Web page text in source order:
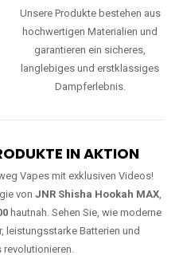
Unsere Produkte bestehen aus
hochwertigen Materialien und
garantieren ein sicheres,
langlebiges und erstklassiges
Dampferlebnis.
IN AKTION
Vapes mit exklusiven Videos!
von JNR Shisha Hookah MAX,
hautnah. Sehen Sie, wie moderne
leistungsstarke Batterien und
revolutionieren.